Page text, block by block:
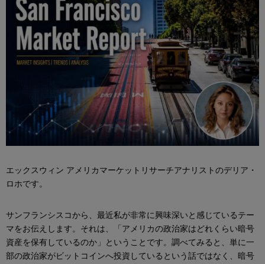
エックスウィン アメリカマーケットリサーチアナリストのデリア・
ロホです。
サンフランシスコから、最近私が非常に興味深いと感じているテー
マをお伝えします。それは、「アメリカの政治家はどれくらい暗号
資産を保有しているのか」ということです。調べてみると、単に一
部の政治家がビットコインへ投資しているという話ではなく、暗号